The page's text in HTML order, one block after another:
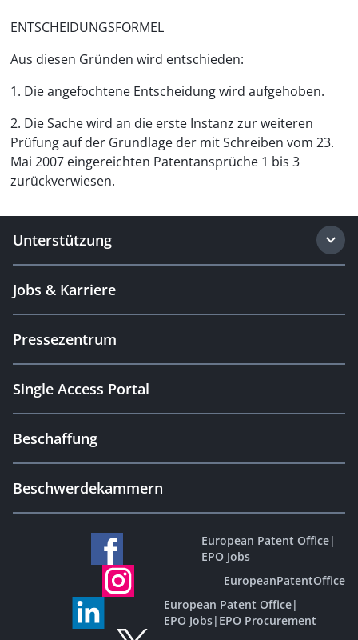
ENTSCHEIDUNGSFORMEL
Aus diesen Gründen wird entschieden:
1. Die angefochtene Entscheidung wird aufgehoben.
2. Die Sache wird an die erste Instanz zur weiteren
Prüfung auf der Grundlage der mit Schreiben vom 23.
Mai 2007 eingereichten Patentansprüche 1 bis 3
zurückverwiesen.
Unterstützung
Jobs & Karriere
Pressezentrum
Single Access Portal
Beschaffung
Beschwerdekammern
European Patent Office|
EPO Jobs
EuropeanPatentOffice
European Patent Office|
EPO Jobs| EPO Procurement